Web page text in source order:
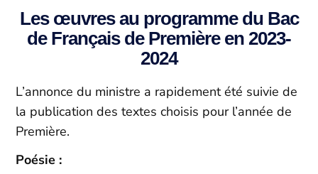
Les œuvres au programme du Bac
de Français de Première en 2023-
2024
L’annonce du ministre a rapidement été suivie de
la publication des textes choisis pour l’année de
Première.
Poésie :